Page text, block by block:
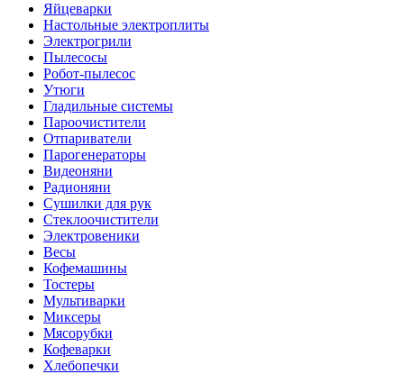
Яйцеварки
Настольные электроплиты
Электрогрили
Пылесосы
Робот-пылесос
Утюги
Гладильные системы
Пароочистители
Отпариватели
Парогенераторы
Видеоняни
Радионяни
Сушилки для рук
Стеклоочистители
Электровеники
Весы
Кофемашины
Тостеры
Мультиварки
Миксеры
Мясорубки
Кофеварки
Хлебопечки